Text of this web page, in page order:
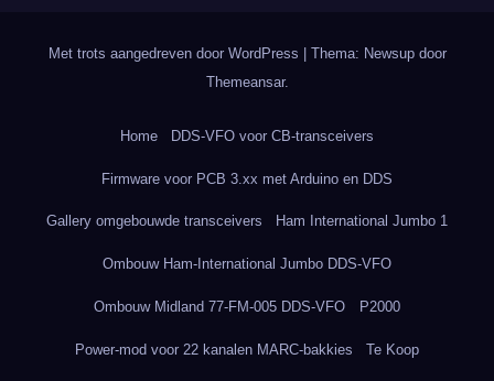
Met trots aangedreven door WordPress
Thema: Newsup door
Themeansar.
Home DDS-VFO voor CB-transceivers
Firmware voor PCB 3.xx met Arduino en DDS
Gallery omgebouwde transceivers Ham International Jumbo 1
Ombouw Ham-International Jumbo DDS-VFO
Ombouw Midland 77-FM-005 DDS-VFO P2000
Power-mod voor 22 kanalen MARC-bakkies Te Koop